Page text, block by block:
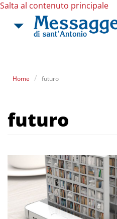
Salta al contenuto principale
Home futuro
futuro